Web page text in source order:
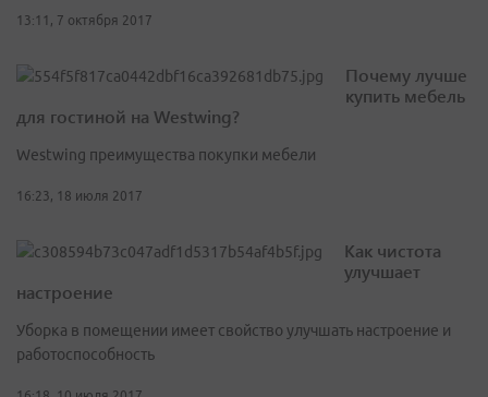
13:11, 7 октября 2017
Почему лучше
купить мебель
для гостиной на Westwing?
Westwing преимущества покупки мебели
16:23, 18 июля 2017
Как чистота
улучшает
настроение
Уборка в помещении имеет свойство улучшать настроение и
работоспособность